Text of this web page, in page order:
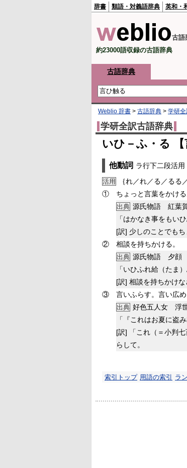
辞書 類語・対義語辞典 英和・
古語
約23000語収録の古語辞典
古語辞典
Weblio 辞書 > 古語辞典 > 学研
学研全訳古語辞典
いひ－ふ・る 【
他動詞 ラ行下二段活用
活用
｛れ／れ／る／るる
①
ちょっと言葉をかける
出典 源氏物語 紅葉
「はかなき事をもい
[訳] 少しのことでも
②
相談を持ちかける。
出典 源氏物語 夕顔
「いひふれ給（たま
[訳] 相談を持ちかけな
③
言いふらす。言い広め
出典 好色五人女 浮
「『これはお夏に盗
[訳] 「これ（＝小判
らして。
索引トップ 用語の索引 ラ